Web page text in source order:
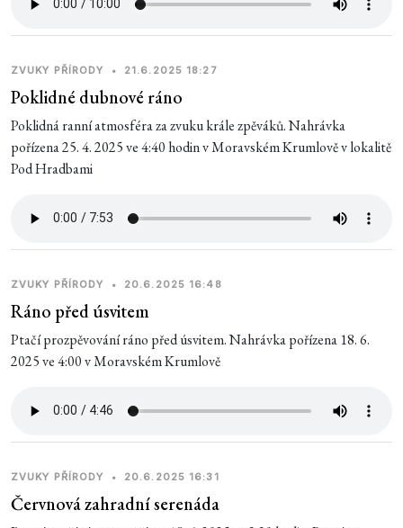
ZVUKY PŘÍRODY • 21.6.2025 18:27
Poklidné dubnové ráno
Poklidná ranní atmosféra za zvuku krále zpěváků. Nahrávka
pořízena 25. 4. 2025 ve 4:40 hodin v Moravském Krumlově v lokalitě
Pod Hradbami
ZVUKY PŘÍRODY • 20.6.2025 16:48
Ráno před úsvitem
Ptačí prozpěvování ráno před úsvitem. Nahrávka pořízena 18. 6.
2025 ve 4:00 v Moravském Krumlově
ZVUKY PŘÍRODY • 20.6.2025 16:31
Červnová zahradní serenáda